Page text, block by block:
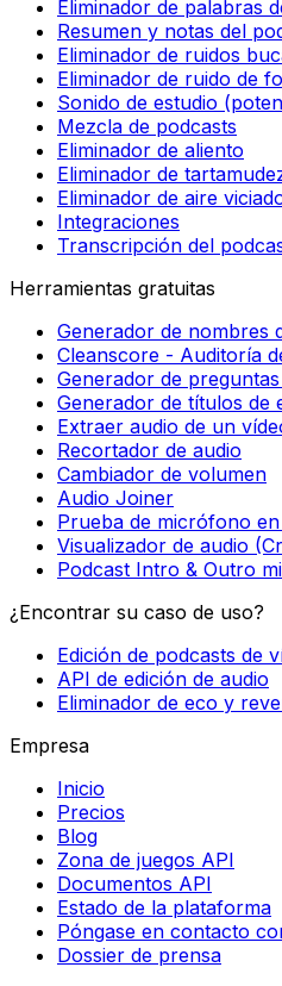
Eliminador de palabras
Resumen y notas del
Eliminador de ruidos
Eliminador de ruido de
Sonido de estudio
Mezcla de podcasts
Eliminador de aliento
Eliminador de
Eliminador de aire
Integraciones
Transcripción del
Herramientas gratuitas
Generador de nombres
Cleanscore - Auditoría
Generador de
Generador de títulos de
Extraer audio de un
Recortador de audio
Cambiador de volumen
Audio Joiner
Prueba de micrófono
Visualizador de audio
Podcast Intro & Outro
¿Encontrar su caso de uso?
Edición de podcasts de
API de edición de audio
Eliminador de eco y
Empresa
Inicio
Precios
Blog
Zona de juegos API
Documentos API
Estado de la plataforma
Póngase en contacto
Dossier de prensa